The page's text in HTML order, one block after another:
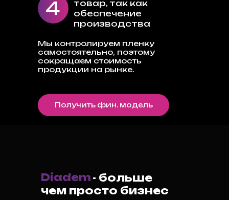
товар, так как
обеспечение
производства
Мы контролируем пленку
самостоятельно, поэтому
сокращаем стоимость
продукции на рынке.
Получить фин. модель
4
Diadem - больше
чем просто бизнес